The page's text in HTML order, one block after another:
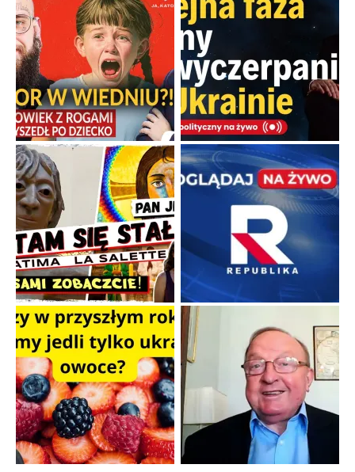
Papieskie innowacje w tradycyjnym różańcu
Gorący dylemat medytacji nad tajemnicami.
Popularne